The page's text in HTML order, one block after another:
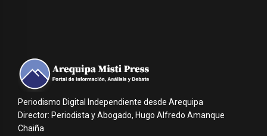
Periodismo Digital Independiente desde Arequipa
Director: Periodista y Abogado, Hugo Alfredo Amanque
Chaiña